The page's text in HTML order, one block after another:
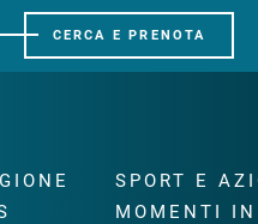
CERCA E PRENOTA
SPORT E
MOMENTI